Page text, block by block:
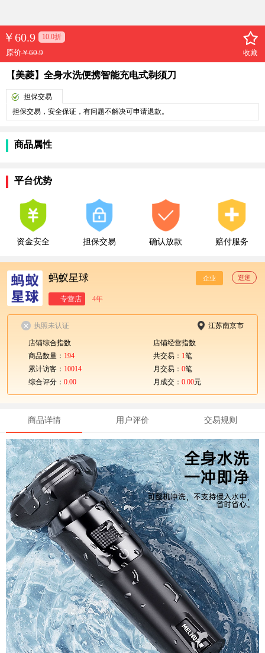
￥ 60.9 10.0折
原价￥60.9 收藏
【美菱】全身水洗便携智能充电式剃须刀
担保交易
担保交易，安全保证，有问题不解决可申请退款。
商品属性
平台优势
资金安全 担保交易 确认放款 赔付服务
蚂蚁星球 企业 逛逛
专营店 4年
执照未认证 江苏南京市
店铺综合指数
商品数量： 194
累计访客： 10014
综合评分： 0.00
店铺经营指数
共交易： 1笔
月交易： 0笔
月成交： 0.00元
商品详情 用户评价 交易规则